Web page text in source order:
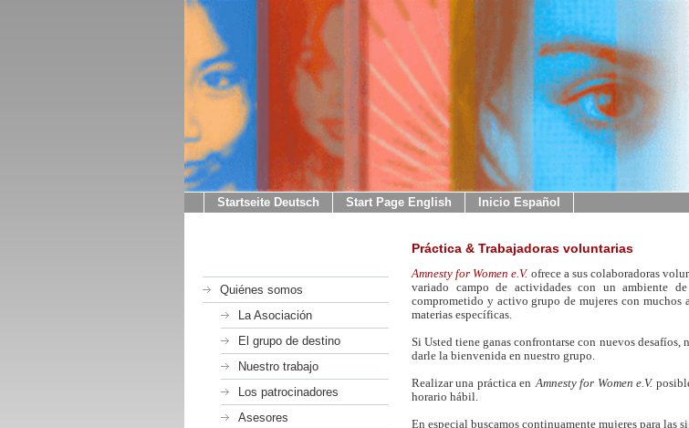
Startseite Deutsch Start Page English Inicio Español
Quiénes somos
La Asociación
El grupo de destino
Nuestro trabajo
Los patrocinadores
Asesores
Práctica & Trabajadoras voluntarias
Amnesty for Women e.V. ofrece a sus colaboradoras
variado campo de actividades con un ambiente
comprometido y activo grupo de mujeres con muchos
materias específicas.
Si Usted tiene ganas confrontarse con nuevos desafíos,
darle la bienvenida en nuestro grupo.
Realizar una práctica en Amnesty for Women e.V.
horario hábil.
En especial buscamos continuamente mujeres para las